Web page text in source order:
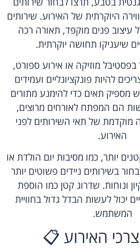
היוקרתית של האירוע. שירותים
עיצוב פנים מוקפד, תאורה רכה
שיעניקו תחושה יוקרתית.
מוזיקה או אירוע ספורט,
להיות פונקציונליים ועמידים
מספיק תאים כדי להימנע מתורים
הם המפתח לאורחים מרוצים,
מוקדמת של תאי השירותים לפני
האירוע.
יותר, כמו מסיבות יום הולדת או
בשירותים ניידים פשוטים יותר
ונוחות. שדרוג קטן כמו הוספת
יכול לעשות הבדל גדול בחוויית
המשתמש.
האירוע 📋